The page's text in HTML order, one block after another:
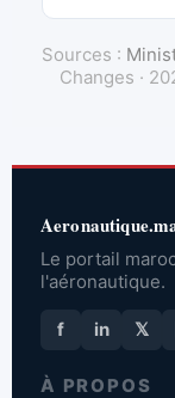
Sources :
Changes ·
Le portail
l'aéronautique.
f in 𝕏
À PROPOS